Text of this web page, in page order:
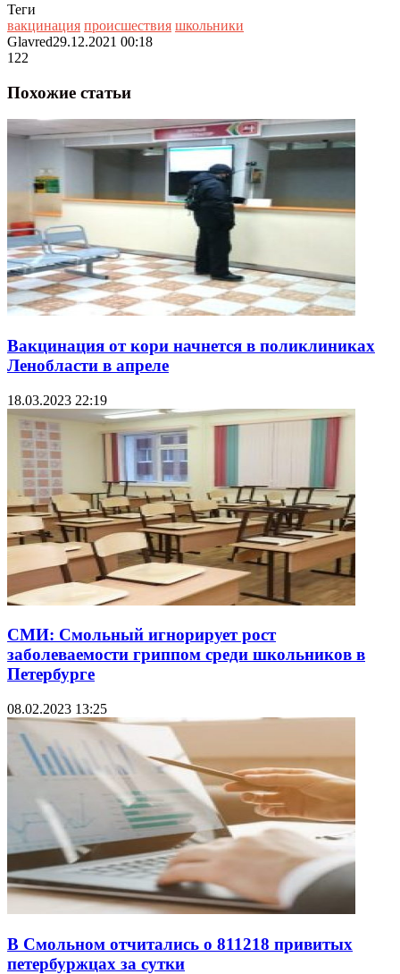
Теги
вакцинация происшествия школьники
Glavred29.12.2021 00:18
122
Похожие статьи
Вакцинация от кори начнется в поликлиниках
Ленобласти в апреле
18.03.2023 22:19
СМИ: Смольный игнорирует рост
заболеваемости гриппом среди школьников в
Петербурге
08.02.2023 13:25
В Смольном отчитались о 811218 привитых
петербуржцах за сутки